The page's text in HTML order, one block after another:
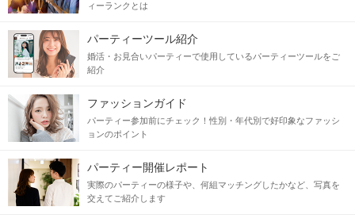
ィーランクとは
パーティーツール紹介
婚活・お見合いパーティーで使用しているパーティーツールをご
紹介
ファッションガイド
パーティー参加前にチェック！性別・年代別で好印象なファッシ
ョンのポイント
パーティー開催レポート
実際のパーティーの様子や、何組マッチングしたかなど、写真を
交えてご紹介します